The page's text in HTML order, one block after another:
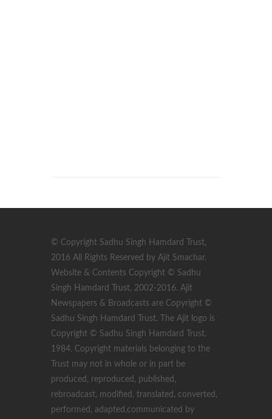
© Copyright Sadhu Singh Hamdard Trust,
2016 All Rights Reserved by Ajit Smachar.
Website & Contents Copyright © Sadhu
Singh Hamdard Trust, 2002-2016. Ajit
Newspapers & Broadcasts are Copyright ©
Sadhu Singh Hamdard Trust. The Ajit logo is
Copyright © Sadhu Singh Hamdard Trust,
1984. Copyright materials belonging to the
Trust may not in whole or in part be
produced, reproduced, published,
rebroadcast, modified, translated, converted,
performed, adapted,communicated by